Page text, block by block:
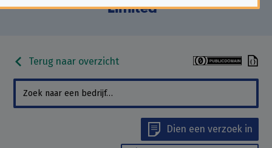
Limited”
Terug naar overzicht
Dien een verzoek in